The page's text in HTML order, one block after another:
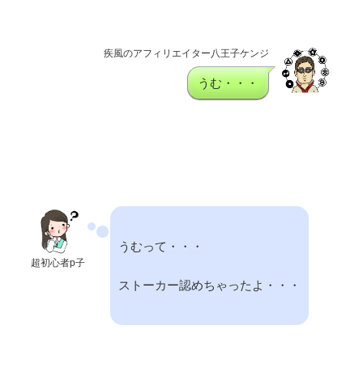
疾風のアフィリエイター八王子ケンジ
うむ・・・
超初心者p子
うむって・・・
ストーカー認めちゃったよ・・・